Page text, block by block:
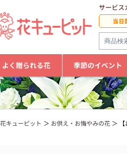
サービス
当日
よく贈られる花 季節のイベント
花キューピット お供え・お悔やみの花